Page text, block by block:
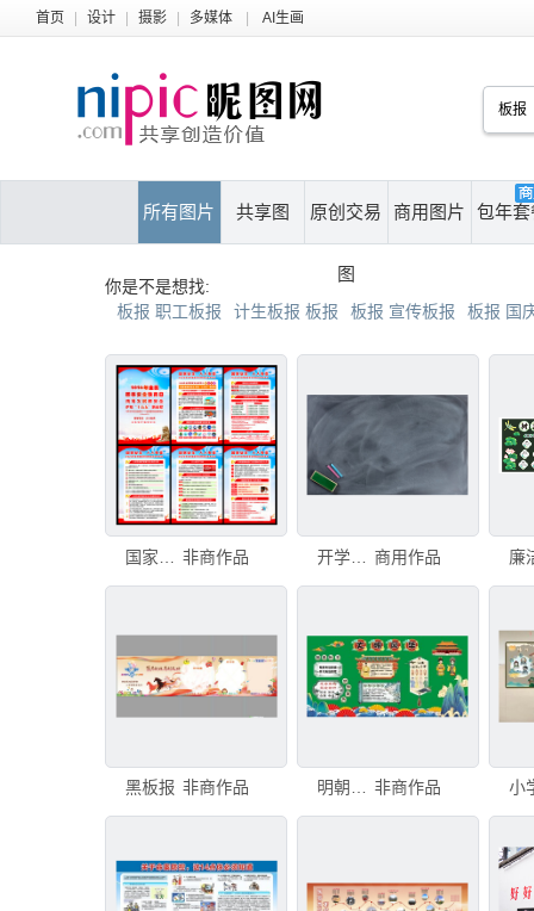
首页 设计 摄影 多媒体 AI生画
所有图片 共享图 原创交易
图
商用图片 包年套
你是不是想找:
板报 职工板报 计生板报 板报 板报 宣传板报 板报 国
非商作品 开学黑板报，带有橡皮和彩色粉笔，提供充足的空间进行复制。 商用作品
黑板报 非商作品 明朝板报 非商作品